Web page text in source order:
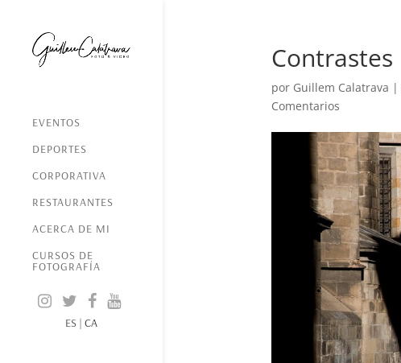
EVENTOS
DEPORTES
CORPORATIVA
RESTAURANTES
ACERCA DE MI
CURSOS DE
FOTOGRAFÍA
ES| CA
Contrastes
por Guillem Calatrava |
Comentarios